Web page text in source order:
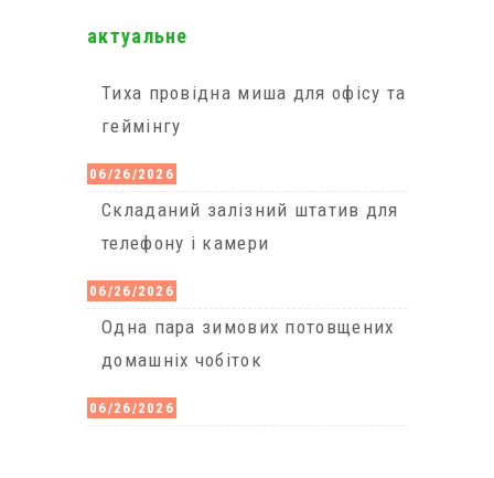
актуальне
Тиха провідна миша для офісу та
геймінгу
06/26/2026
Cкладаний залізний штатив для
телефону і камери
06/26/2026
Одна пара зимових потовщених
домашніх чобіток
06/26/2026